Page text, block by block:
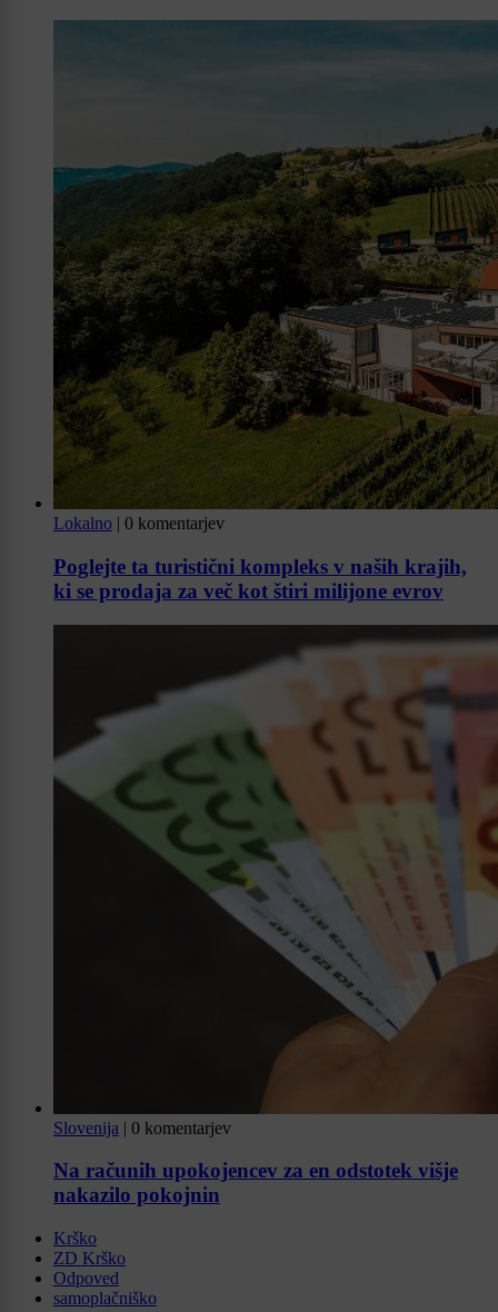
Lokalno | 0 komentarjev
Poglejte ta turistični kompleks v naših krajih,
ki se prodaja za več kot štiri milijone evrov
Slovenija | 0 komentarjev
Na računih upokojencev za en odstotek višje
nakazilo pokojnin
Krško
ZD Krško
Odpoved
samoplačniško